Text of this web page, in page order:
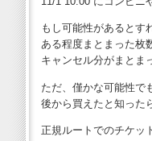
もし可能性があるとす
ある程度まとまった枚
キャンセル分がまとま
ただ、僅かな可能性で
後から買えたと知った
正規ルートでのチケッ